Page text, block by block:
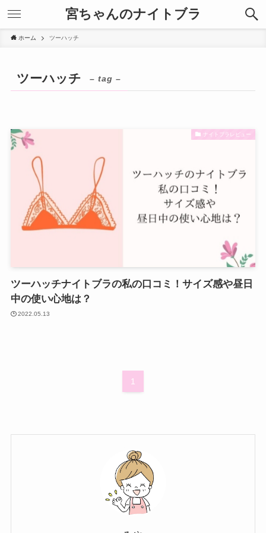
宮ちゃんのナイトブラ
ホーム ツーハッチ
ツーハッチ – tag –
ナイトブラレビュー
ツーハッチナイトブラの私の口コミ！サイズ感や昼日
中の使い心地は？
2022.05.13
1